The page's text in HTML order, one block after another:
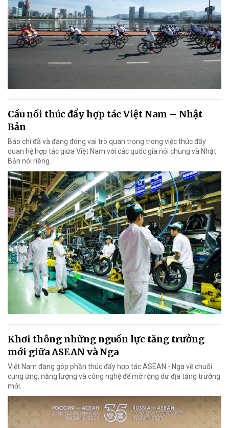
Cầu nối thúc đẩy hợp tác Việt Nam – Nhật
Bản
Báo chí đã và đang đóng vai trò quan trọng trong việc thúc đẩy
quan hệ hợp tác giữa Việt Nam với các quốc gia nói chung và Nhật
Bản nói riêng.
Khơi thông những nguồn lực tăng trưởng
mới giữa ASEAN và Nga
Việt Nam đang góp phần thúc đẩy hợp tác ASEAN - Nga về chuỗi
cung ứng, năng lượng và công nghệ để mở rộng dư địa tăng trưởng
mới.